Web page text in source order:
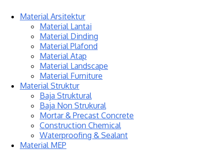
Material Arsitektur
Material Lantai
Material Dinding
Material Plafond
Material Atap
Material Landscape
Material Furniture
Material Struktur
Baja Struktural
Baja Non Strukural
Mortar & Precast Concrete
Construction Chemical
Waterproofing & Sealant
Material MEP